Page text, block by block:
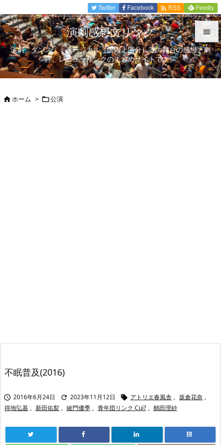


メニュ

Twitter Facebook  RSS Feedly
演劇感想文リンク
演劇、ダンス、ミュージカル（国内上演分）等の舞台の感想、劇
評、レビューリンクのまとめサイトです。
ホーム > 公演
不眠普及(2016)
 2016年6月24日  2023年11月12日  アトリエ春風舎 , 坂倉花奈 ,
得地弘基 , 新田佑梨 , 綾門優季 , 青年団リンク Cui? , 鶴田理紗
B!